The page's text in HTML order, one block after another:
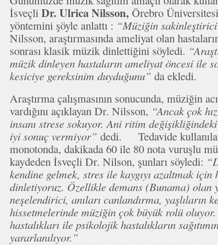
İsveçli Dr. Ulrica Nilsson, Örebro
yöntemini şöyle anlattı : “Müziğin
Nilsson, araştırmasında ameliyat olan
sonrası klasik müzik dinlettiğini söyledi.
müzik dinleyen hastaların ameliyat öncesi ile
kesiciye gereksinim duyduğunu” da ekledi.
Araştırma çalışmasının sonucunda, müziğin
vardığını açıklayan Dr. Nilsson, “Ancak çok
insanı strese sokuyor. Ani ritim
iyi sonuç vermiyor” dedi. Tedavide
monotonda, dakikada 60 ile 80 nota vuruşlu
kaydeden İsveçli Dr. Nilson, şunları söyledi:
kendine gelmek, stres ile kaygıyı azaltmak
dinletiyoruz. Özellikle demans (Bunama) olan
neşelendirici, anıları canlandırma, yaşlıların
hissetmelerinde müziğin çok büyük rolü oluyor.
hastalıkları ile psikolojik hastalıkların
yararlanılıyor.”